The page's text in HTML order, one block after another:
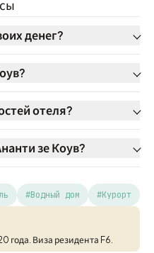
денег?
отеля?
зе Коув?
#Водный дом #Курорт
года. Виза резидента F6.